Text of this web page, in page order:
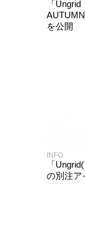
「
を公開
INFO
「
の別注ア